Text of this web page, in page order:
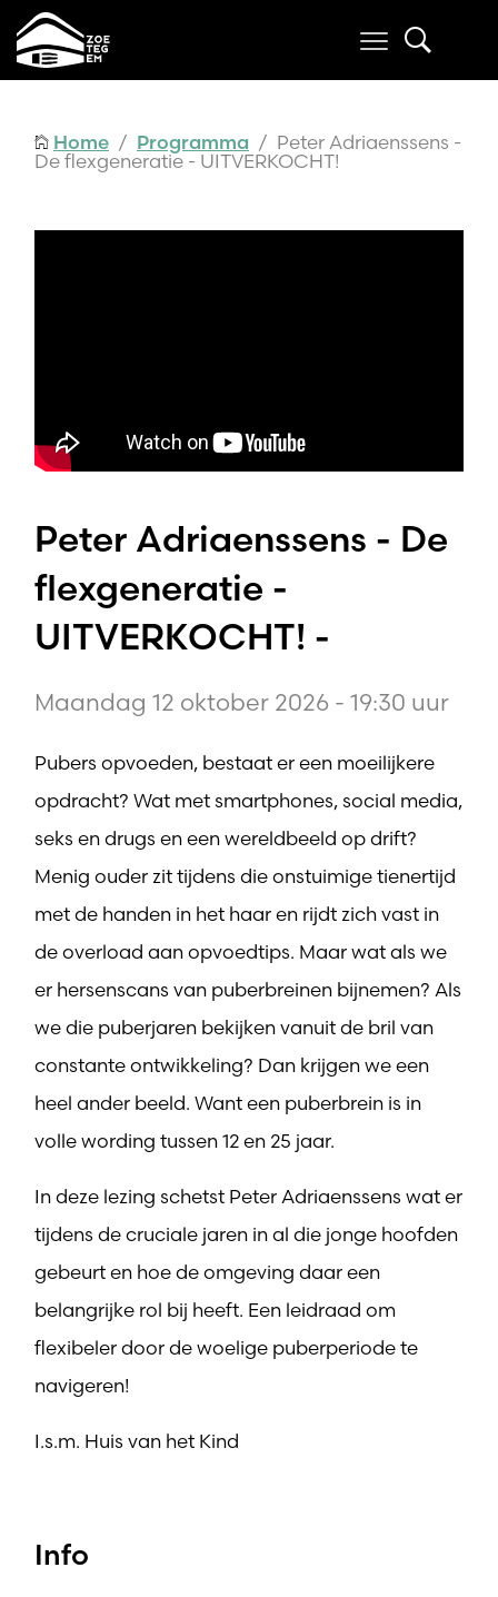
Home / Programma / Peter Adriaenssens -
De flexgeneratie - UITVERKOCHT!
Peter Adriaenssens - De
flexgeneratie -
UITVERKOCHT! -
Maandag 12 oktober 2026 - 19:30 uur
Pubers opvoeden, bestaat er een moeilijkere
opdracht? Wat met smartphones, social media,
seks en drugs en een wereldbeeld op drift?
Menig ouder zit tijdens die onstuimige tienertijd
met de handen in het haar en rijdt zich vast in
de overload aan opvoedtips. Maar wat als we
er hersenscans van puberbreinen bijnemen? Als
we die puberjaren bekijken vanuit de bril van
constante ontwikkeling? Dan krijgen we een
heel ander beeld. Want een puberbrein is in
volle wording tussen 12 en 25 jaar.
In deze lezing schetst Peter Adriaenssens wat er
tijdens de cruciale jaren in al die jonge hoofden
gebeurt en hoe de omgeving daar een
belangrijke rol bij heeft. Een leidraad om
flexibeler door de woelige puberperiode te
navigeren!
I.s.m. Huis van het Kind
Info